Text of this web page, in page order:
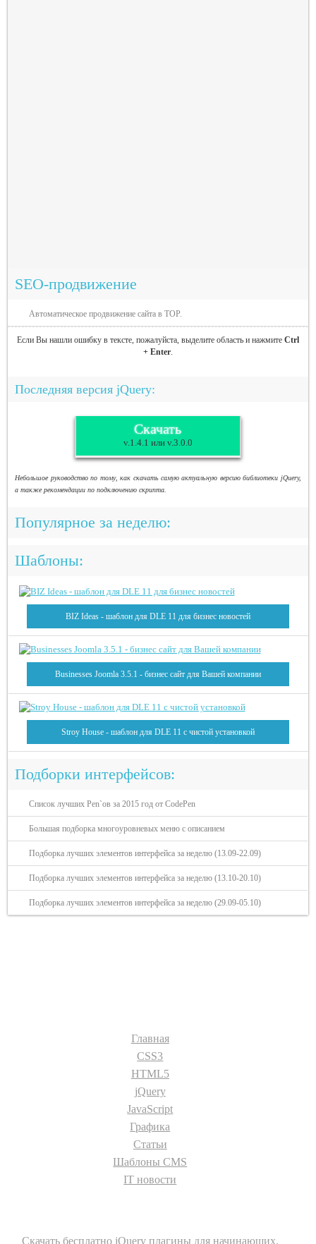
SEO-продвижение
Автоматическое продвижение сайта в TOP.
Если Вы нашли ошибку в тексте, пожалуйста, выделите область и нажмите Ctrl
+ Enter.
Последняя версия jQuery:
Скачать
v.1.4.1 или v.3.0.0
Небольшое руководство по тому, как скачать самую актуальную версию библиотеки jQuery,
а также рекомендации по подключению скрипта.
Популярное за неделю:
Шаблоны:
BIZ Ideas - шаблон для DLE 11 для бизнес новостей
Businesses Joomla 3.5.1 - бизнес сайт для Вашей компании
Stroy House - шаблон для DLE 11 с чистой установкой
Подборки интерфейсов:
Список лучших Pen`ов за 2015 год от CodePen
Большая подборка многоуровневых меню с описанием
Подборка лучших элементов интерфейса за неделю (13.09-22.09)
Подборка лучших элементов интерфейса за неделю (13.10-20.10)
Подборка лучших элементов интерфейса за неделю (29.09-05.10)
Главная
CSS3
HTML5
jQuery
JavaScript
Графика
Статьи
Шаблоны CMS
IT новости
Скачать бесплатно jQuery плагины для начинающих.